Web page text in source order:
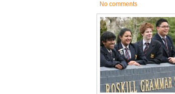
No comments